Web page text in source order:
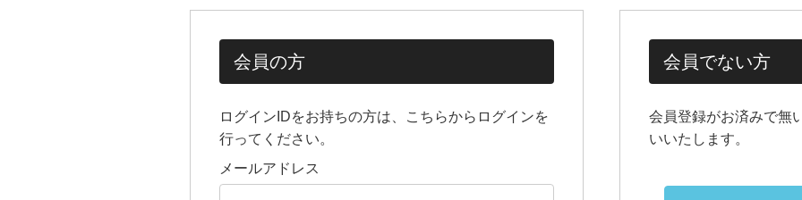
会員の方
ログインIDをお持ちの方は、こちらからログインを
行ってください。
メールアドレス
会員でない方
会員登録がお済みで無
いいたします。